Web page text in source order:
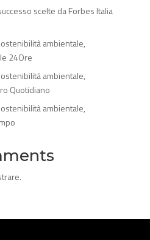
scelte da Forbes Italia
ambientale,
24Ore
ambientale,
Quotidiano
ambientale,